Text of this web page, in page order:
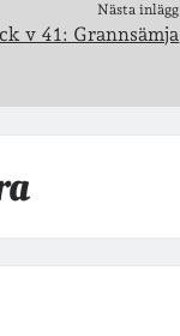
Nästa inlägg
v 41: Grannsämja